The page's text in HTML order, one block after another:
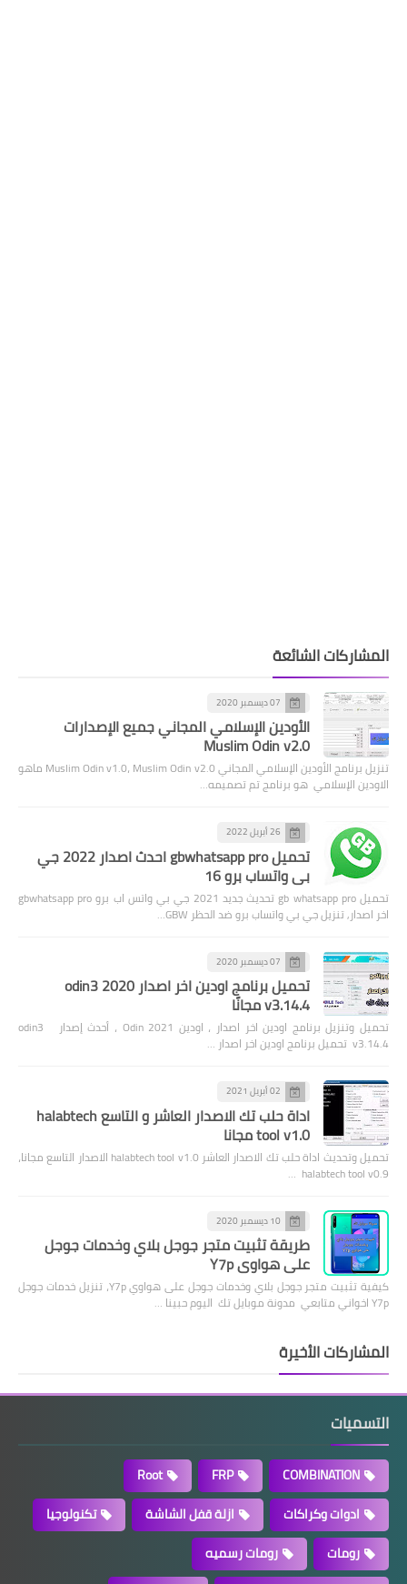
المشاركات الشائعة
07 ديسمبر 2020
الأودين الإسلامي المجاني جميع الإصدارات
Muslim Odin v2.0
تنزيل برنامج الأودين الإسلامي المجاني Muslim Odin v1.0، Muslim Odin v2.0 ماهو
الاودين الإسلامي هو برنامج تم تصميمه…
26 أبريل 2022
تحميل gbwhatsapp pro احدث اصدار 2022 جي
بي واتساب برو 16
تحميل gb whatsapp pro تحديث جديد 2021 جي بي واتس اب برو gbwhatsapp pro
اخر اصدار, تنزيل جي بي واتساب برو ضد الحظر GBW…
07 ديسمبر 2020
تحميل برنامج اودين اخر اصدار 2020 odin3
v3.14.4 مجانًا
تحميل وتنزيل برنامج اودين اخر اصدار ، اودين Odin 2021 ، أحدث إصدار odin3
v3.14.4 تحميل برنامج اودين اخر اصدار …
02 أبريل 2021
اداة حلب تك الاصدار العاشر و التاسع halabtech
tool v1.0 مجانا
تحميل وتحديث اداة حلب تك الاصدار العاشر halabtech tool v1.0 الاصدار التاسع مجانا،
halabtech tool v0.9 …
10 ديسمبر 2020
طريقة تثبيت متجر جوجل بلاي وخدمات جوجل
على هواوي Y7p
كيفية تثبيت متجر جوجل بلاي وخدمات جوجل على هواوي Y7p، تنزيل خدمات جوجل
Y7p اخواني متابعي مدونة موبايل تك اليوم حبينا …
المشاركات الأخيرة
التسميات
COMBINATION
FRP
Root
ادوات وكراكات
ازلة قفل الشاشة
تكنولوجيا
رومات
رومات رسميه